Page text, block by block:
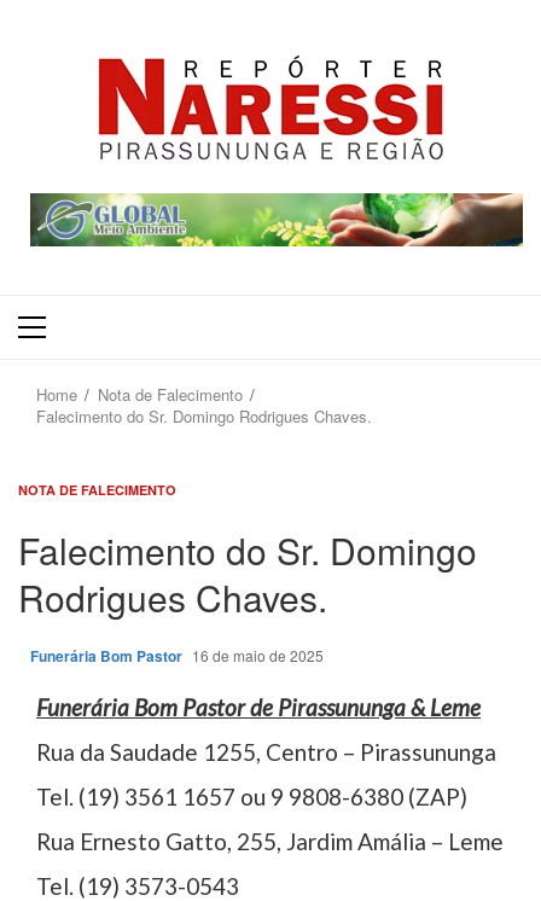
Primary
Home
Nota de Falecimento
Falecimento do Sr. Domingo Rodrigues Chaves.
NOTA DE FALECIMENTO
Falecimento do Sr. Domingo
Rodrigues Chaves.
Funerária Bom Pastor 16 de maio de 2025
Funerária Bom Pastor de Pirassununga & Leme
Rua da Saudade 1255, Centro – Pirassununga
Tel. (19) 3561 1657 ou 9 9808-6380 (ZAP)
Rua Ernesto Gatto, 255, Jardim Amália – Leme
Tel. (19) 3573-0543